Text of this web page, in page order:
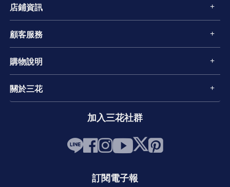
店鋪資訊
顧客服務
購物說明
關於三花
加入三花社群
訂閱電子報